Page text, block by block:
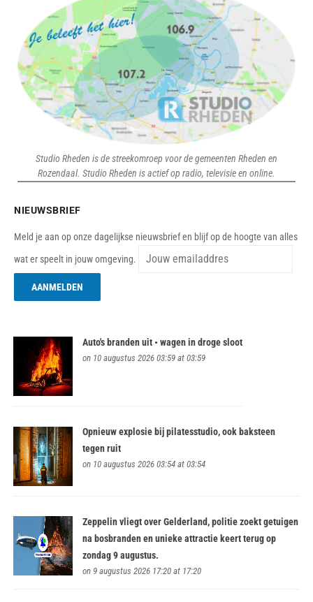
Studio Rheden is de streekomroep voor de gemeenten Rheden en
Rozendaal. Studio Rheden is actief op radio, televisie en online.
NIEUWSBRIEF
Meld je aan op onze dagelijkse nieuwsbrief en blijf op de hoogte van alles
wat er speelt in jouw omgeving.
Auto's branden uit • wagen in droge sloot
on 10 augustus 2026 03:59 at 03:59
Opnieuw explosie bij pilatesstudio, ook baksteen
tegen ruit
on 10 augustus 2026 03:54 at 03:54
Zeppelin vliegt over Gelderland, politie zoekt getuigen
na bosbranden en unieke attractie keert terug op
zondag 9 augustus.
on 9 augustus 2026 17:20 at 17:20